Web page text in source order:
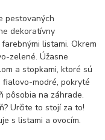
pestovaných
dekoratívny
listami. Okrem
zelené. Úžasne
a stopkami, ktoré sú
fialovo-modré, pokryté
pôsobia na záhrade.
Určite to stojí za to!
s listami a ovocím.